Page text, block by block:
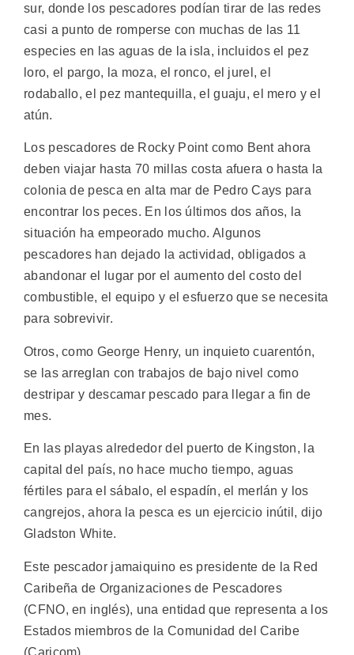
sur, donde los pescadores podían tirar de las redes
casi a punto de romperse con muchas de las 11
especies en las aguas de la isla, incluidos el pez
loro, el pargo, la moza, el ronco, el jurel, el
rodaballo, el pez mantequilla, el guaju, el mero y el
atún.
Los pescadores de Rocky Point como Bent ahora
deben viajar hasta 70 millas costa afuera o hasta la
colonia de pesca en alta mar de Pedro Cays para
encontrar los peces. En los últimos dos años, la
situación ha empeorado mucho. Algunos
pescadores han dejado la actividad, obligados a
abandonar el lugar por el aumento del costo del
combustible, el equipo y el esfuerzo que se necesita
para sobrevivir.
Otros, como George Henry, un inquieto cuarentón,
se las arreglan con trabajos de bajo nivel como
destripar y descamar pescado para llegar a fin de
mes.
En las playas alrededor del puerto de Kingston, la
capital del país, no hace mucho tiempo, aguas
fértiles para el sábalo, el espadín, el merlán y los
cangrejos, ahora la pesca es un ejercicio inútil, dijo
Gladston White.
Este pescador jamaiquino es presidente de la Red
Caribeña de Organizaciones de Pescadores
(CFNO, en inglés), una entidad que representa a los
Estados miembros de la Comunidad del Caribe
(Caricom).